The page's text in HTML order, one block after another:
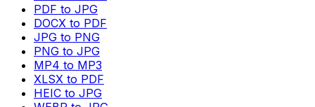
PDF to JPG
DOCX to PDF
JPG to PNG
PNG to JPG
MP4 to MP3
XLSX to PDF
HEIC to JPG